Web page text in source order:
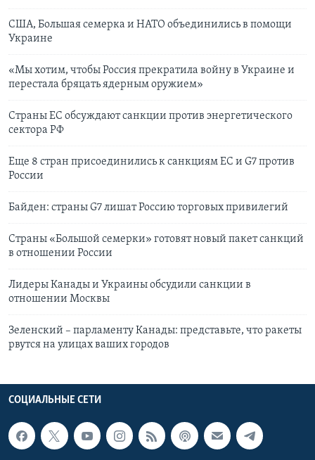
США, Большая семерка и НАТО объединились в помощи
Украине
«Мы хотим, чтобы Россия прекратила войну в Украине и
перестала бряцать ядерным оружием»
Страны ЕС обсуждают санкции против энергетического
сектора РФ
Еще 8 стран присоединились к санкциям ЕС и G7 против
России
Байден: страны G7 лишат Россию торговых привилегий
Страны «Большой семерки» готовят новый пакет санкций
в отношении России
Лидеры Канады и Украины обсудили санкции в
отношении Москвы
Зеленский – парламенту Канады: представьте, что ракеты
рвутся на улицах ваших городов
СОЦИАЛЬНЫЕ СЕТИ